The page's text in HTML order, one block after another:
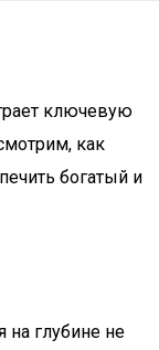
ключевую
как
богатый и
на глубине не